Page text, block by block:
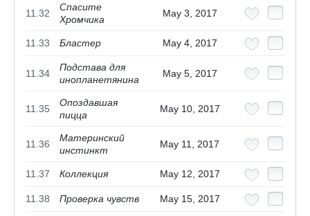
11.32
Спасите
Хромчика
May 3, 2017
11.33 Бластер May 4, 2017
11.34
Подстава для
инопланетянина
May 5, 2017
11.35
Опоздавшая
пицца
May 10, 2017
11.36
Материнский
инстинкт
May 11, 2017
11.37 Коллекция May 12, 2017
11.38 Проверка чувств May 15, 2017